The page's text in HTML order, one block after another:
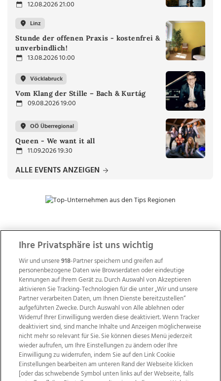
12.08.2026 21:00
Linz
Stunde der offenen Praxis - kostenfrei &
unverbindlich!
13.08.2026 10:00
Vöcklabruck
Vom Klang der Stille – Bach & Kurtág
09.08.2026 19:00
OÖ Überregional
Queen - We want it all
11.09.2026 19:30
ALLE EVENTS ANZEIGEN
ZUR NACHRICHTENÜBERSICHT
Wir über uns Mediadaten Kontakt
Jobs
Ihre Privatsphäre ist uns wichtig
Wir und unsere918-Partner speichern und greifen auf
personenbezogene Daten wie Browserdaten oder eindeutige
Kennungen auf Ihrem Gerät zu. Durch Auswahl von Akzeptieren
aktivieren Sie Tracking-Technologien für die unter „Wir und unsere
Partner verarbeiten Daten, um Ihnen Dienste bereitzustellen“
aufgeführten Zwecke. Durch Auswahl von Alle ablehnen oder
Widerruf Ihrer Einwilligung werden diese deaktiviert. Wenn Tracker
deaktiviert sind, sind manche Inhalte und Anzeigen möglicherweise
nicht mehr so relevant für Sie. Sie können dieses Menü jederzeit
wieder aufrufen, um Ihre Einstellungen zu ändern oder Ihre
Einwilligung zu widerrufen, indem Sie auf den Link Cookie
Einstellungen bearbeiten am unteren Rand der Webseite klicken
[oder das schwebende Symbol unten links auf der Webseite, falls